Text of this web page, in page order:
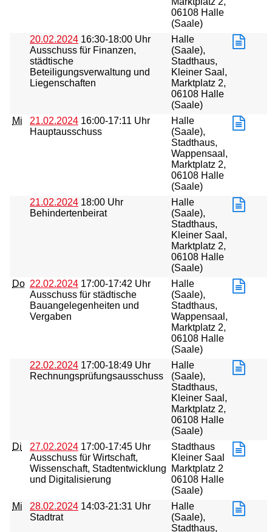
06108 Halle
(Saale)
20.02.2024 16:30-18:00 Uhr
Ausschuss für Finanzen,
städtische
Beteiligungsverwaltung und
Liegenschaften
Halle
(Saale),
Stadthaus,
Kleiner Saal,
Marktplatz 2,
06108 Halle
(Saale)
Mi
21.02.2024 16:00-17:11 Uhr
Hauptausschuss
Halle
(Saale),
Stadthaus,
Wappensaal,
Marktplatz 2,
06108 Halle
(Saale)
21.02.2024 18:00 Uhr
Behindertenbeirat
Halle
(Saale),
Stadthaus,
Kleiner Saal,
Marktplatz 2,
06108 Halle
(Saale)
Do 22.02.2024 17:00-17:42 Uhr
Ausschuss für städtische
Bauangelegenheiten und
Vergaben
Halle
(Saale),
Stadthaus,
Wappensaal,
Marktplatz 2,
06108 Halle
(Saale)
22.02.2024 17:00-18:49 Uhr
Rechnungsprüfungsausschuss
Halle
(Saale),
Stadthaus,
Kleiner Saal,
Marktplatz 2,
06108 Halle
(Saale)
Di
27.02.2024 17:00-17:45 Uhr
Ausschuss für Wirtschaft,
Wissenschaft, Stadtentwicklung
und Digitalisierung
Stadthaus
Kleiner Saal
Marktplatz 2
06108 Halle
(Saale)
Mi
28.02.2024 14:03-21:31 Uhr
Stadtrat
Halle
(Saale),
Stadthaus,